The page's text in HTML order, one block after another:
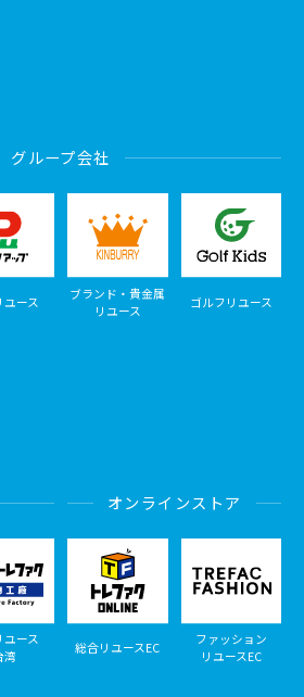
グループ会社
ユース
ブランド・貴金属
リユース
ゴルフリユース
ユース
湾
オンラインストア
総合リユースEC
ファッション
リユースEC